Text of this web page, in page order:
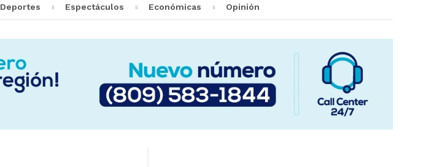
Deportes Espectáculos Económicas Opinión